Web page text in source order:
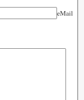
eMail